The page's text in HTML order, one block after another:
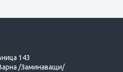
143
/Заминаващи/